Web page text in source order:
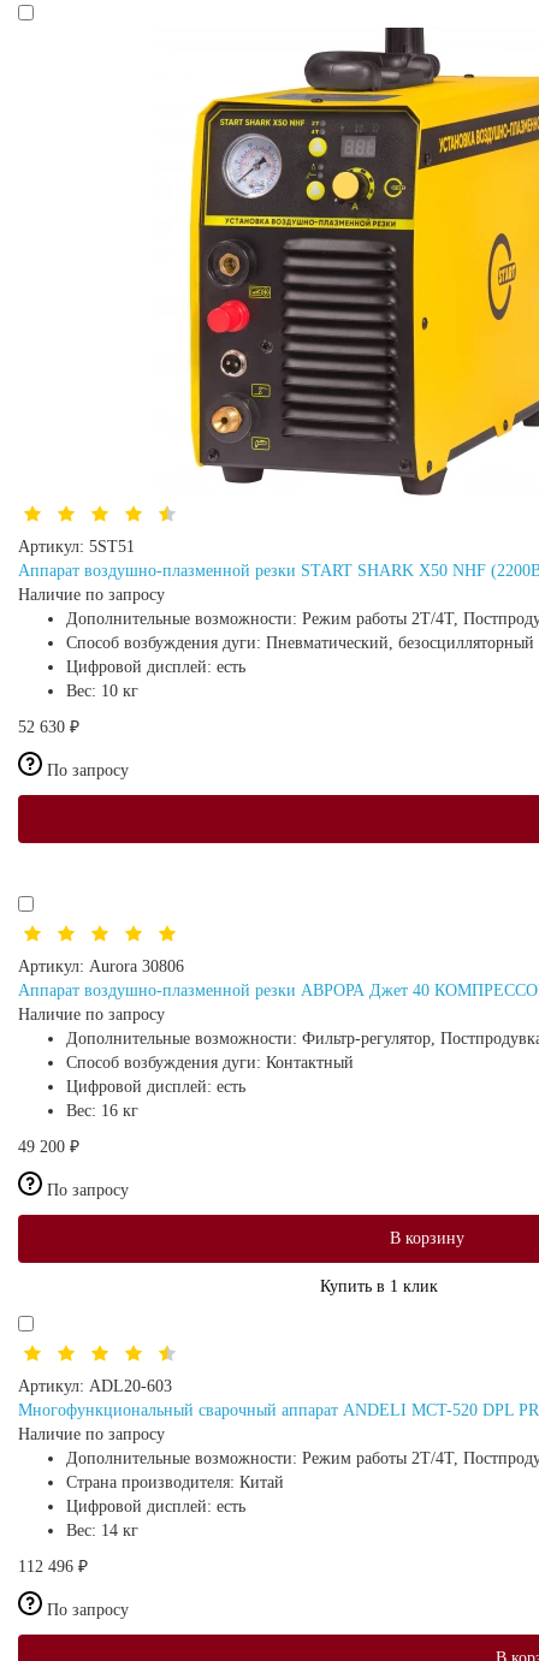
Артикул: 5ST51
Аппарат воздушно-плазменной резки START SHARK X50 NHF
Наличие по запросу
Дополнительные возможности: Режим работы 2Т/4Т,
Способ возбуждения дуги: Пневматический,
Цифровой дисплей: есть
Вес: 10 кг
52 630 ₽
По запросу
Артикул: Aurora 30806
Аппарат воздушно-плазменной резки АВРОРА Джет 40
Наличие по запросу
Дополнительные возможности: Фильтр-регулятор,
Способ возбуждения дуги: Контактный
Цифровой дисплей: есть
Вес: 16 кг
49 200 ₽
По запросу
В корзину
Купить в 1 клик
Артикул: ADL20-603
Многофункциональный сварочный аппарат ANDELI MCT-520 DPL
Наличие по запросу
Дополнительные возможности: Режим работы 2Т/4Т,
Страна производителя: Китай
Цифровой дисплей: есть
Вес: 14 кг
112 496 ₽
По запросу